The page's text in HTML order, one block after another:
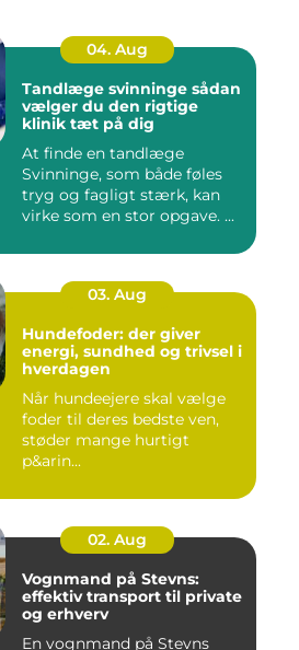
04. Aug
Tandlæge svinninge sådan
vælger du den rigtige
klinik tæt på dig
At finde en tandlæge
Svinninge, som både føles
tryg og fagligt stærk, kan
virke som en stor opgave. ...
03. Aug
Hundefoder: der giver
energi, sundhed og trivsel i
hverdagen
Når hundeejere skal vælge
foder til deres bedste ven,
støder mange hurtigt
p&arin...
02. Aug
Vognmand på Stevns:
effektiv transport til private
og erhverv
En vognmand på Stevns